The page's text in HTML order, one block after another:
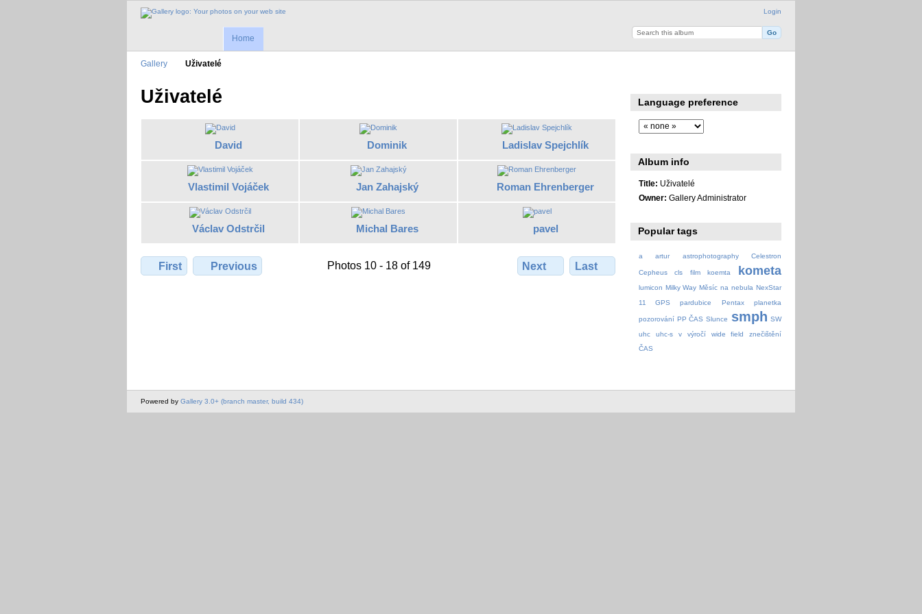
Login
Home
Gallery Uživatelé
Uživatelé
David Dominik Ladislav Spejchlík
Vlastimil Vojáček Jan Zahajský Roman Ehrenberger
Václav Odstrčil Michal Bares pavel
First Previous Photos 10 - 18 of 149 Next Last
Language preference
Album info
Title: Uživatelé
Owner: Gallery Administrator
Popular tags
a artur astrophotography Celestron
Cepheus cls film koemta kometa
lumicon Milky Way Měsíc na nebula NexStar
11 GPS
pardubice Pentax planetka
pozorování PP ČAS Slunce smph SW
uhc
uhc-s v výročí wide field
znečištění
ČAS
Powered by Gallery 3.0+ (branch master, build 434)